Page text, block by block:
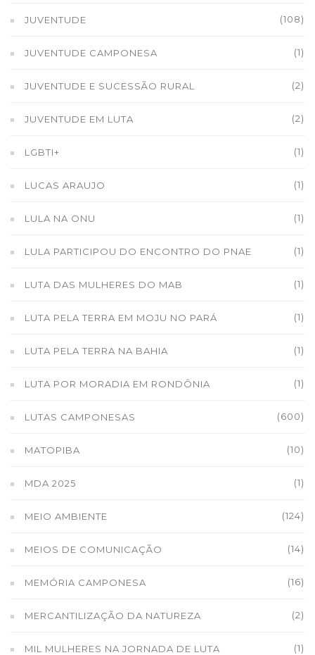
JUVENTUDE (108)
JUVENTUDE CAMPONESA (1)
JUVENTUDE E SUCESSÃO RURAL (2)
JUVENTUDE EM LUTA (2)
LGBTI+ (1)
LUCAS ARAUJO (1)
LULA NA ONU (1)
LULA PARTICIPOU DO ENCONTRO DO PNAE (1)
LUTA DAS MULHERES DO MAB (1)
LUTA PELA TERRA EM MOJU NO PARÁ (1)
LUTA PELA TERRA NA BAHIA (1)
LUTA POR MORADIA EM RONDÔNIA (1)
LUTAS CAMPONESAS (600)
MATOPIBA (10)
MDA 2025 (1)
MEIO AMBIENTE (124)
MEIOS DE COMUNICAÇÃO (14)
MEMÓRIA CAMPONESA (16)
MERCANTILIZAÇÃO DA NATUREZA (2)
MIL MULHERES NA JORNADA DE LUTA (1)